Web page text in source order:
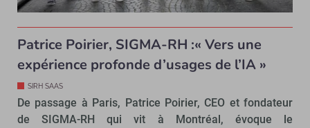
Patrice Poirier, SIGMA-RH :« Vers une
expérience profonde d’usages de l’IA »
SIRH SAAS
De passage à Paris, Patrice Poirier, CEO et fondateur
de SIGMA-RH qui vit à Montréal, évoque le